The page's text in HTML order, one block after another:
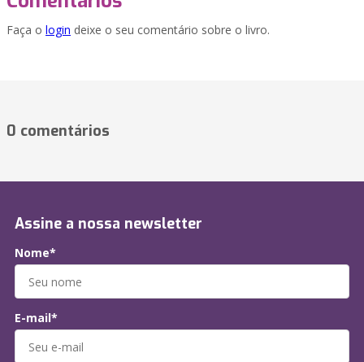
Faça o login deixe o seu comentário sobre o livro.
0 comentários
Assine a nossa newsletter
Nome*
E-mail*